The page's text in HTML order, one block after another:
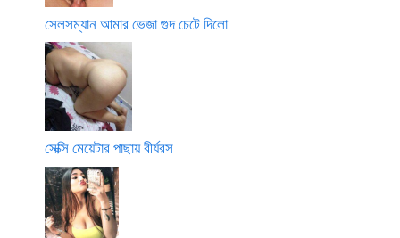
সেলসম্যান আমার ভেজা গুদ চেটে দিলো
সেক্সি মেয়েটার পাছায় বীর্যরস